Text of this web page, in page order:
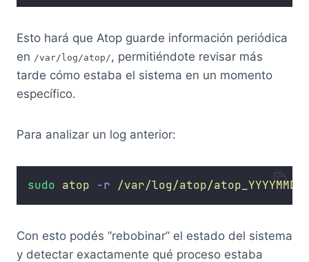
Esto hará que Atop guarde información periódica
en /var/log/atop/ , permitiéndote revisar más
tarde cómo estaba el sistema en un momento
específico.
Para analizar un log anterior:
sudo atop -r /var/log/atop/atop_YYYYMMDD
Con esto podés “rebobinar” el estado del sistema
y detectar exactamente qué proceso estaba